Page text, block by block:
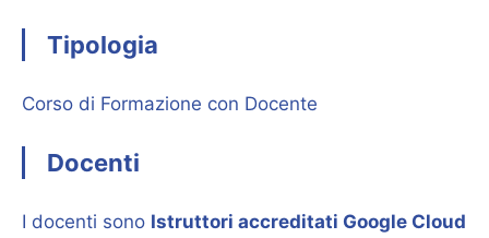
Tipologia
Corso di Formazione con Docente
Docenti
I docenti sono Istruttori accreditati Google Cloud